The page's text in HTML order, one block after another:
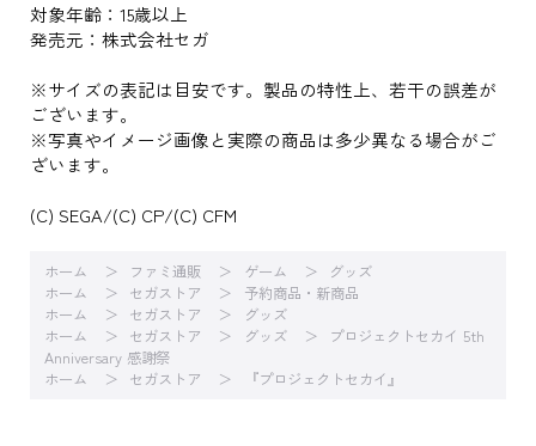
対象年齢：15歳以上
発売元：株式会社セガ
※サイズの表記は目安です。製品の特性上、若干の誤差が
ございます。
※写真やイメージ画像と実際の商品は多少異なる場合がご
ざいます。
(C) SEGA/(C) CP/(C) CFM
ホーム ファミ通販 ゲーム
グッズ
ホーム
セガストア
予約商品・新商品
ホーム
セガストア
グッズ
ホーム
セガストア グッズ
プロジェクトセカイ 5th
Anniversary 感謝祭
ホーム
セガストア 『プロジェクトセカイ』